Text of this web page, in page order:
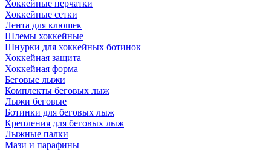
Хоккейные перчатки
Хоккейные сетки
Лента для клюшек
Шлемы хоккейные
Шнурки для хоккейных ботинок
Хоккейная защита
Хоккейная форма
Беговые лыжи
Комплекты беговых лыж
Лыжи беговые
Ботинки для беговых лыж
Крепления для беговых лыж
Лыжные палки
Мази и парафины